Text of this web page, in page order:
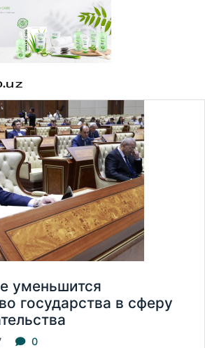
уменьшится
государства в сферу
0